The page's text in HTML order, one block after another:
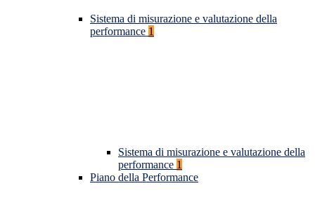
Sistema di misurazione e valutazione della
performance 1
Sistema di misurazione e valutazione della
performance 1
Piano della Performance